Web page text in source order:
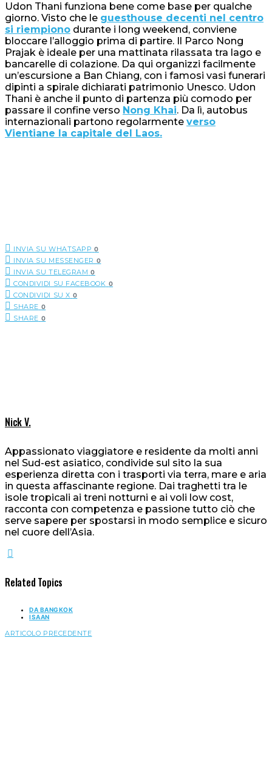
Udon Thani funziona bene come base per qualche
giorno. Visto che le guesthouse decenti nel centro
si riempiono durante i long weekend, conviene
bloccare l’alloggio prima di partire. Il Parco Nong
Prajak è ideale per una mattinata rilassata tra lago e
bancarelle di colazione. Da qui organizzi facilmente
un’escursione a Ban Chiang, con i famosi vasi funerari
dipinti a spirale dichiarati patrimonio Unesco. Udon
Thani è anche il punto di partenza più comodo per
passare il confine verso Nong Khai. Da lì, autobus
internazionali partono regolarmente verso
Vientiane la capitale del Laos.
INVIA SU WHATSAPP 0
INVIA SU MESSENGER 0
INVIA SU TELEGRAM 0
CONDIVIDI SU FACEBOOK 0
CONDIVIDI SU X 0
SHARE 0
SHARE 0
Nick V.
Appassionato viaggiatore e residente da molti anni
nel Sud-est asiatico, condivide sul sito la sua
esperienza diretta con i trasporti via terra, mare e aria
in questa affascinante regione. Dai traghetti tra le
isole tropicali ai treni notturni e ai voli low cost,
racconta con competenza e passione tutto ciò che
serve sapere per spostarsi in modo semplice e sicuro
nel cuore dell’Asia.
Related Topics
DA BANGKOK
ISAAN
ARTICOLO PRECEDENTE